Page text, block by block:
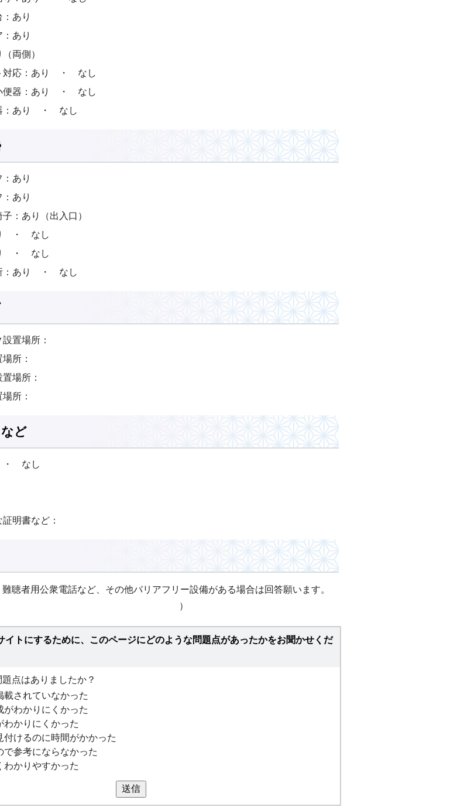
あり
あり
両側）
対応：あり ・ なし
便器：あり ・ なし
：あり ・ なし
あり
あり
：あり（出入口）
・ なし
・ なし
：あり ・ なし
置場所：
所：
場所：
所：
ど
・ なし
明書など：
聴者用公衆電話など、その他バリアフリー設備がある場合は回答願います。
）
イトにするために、このページにどのような問題点があったかをお聞かせくだ
点はありましたか？
載されていなかった
がわかりにくかった
わかりにくかった
付けるのに時間がかかった
で参考にならなかった
わかりやすかった
送信